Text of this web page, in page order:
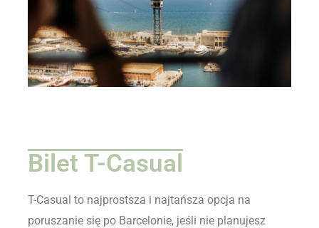
Bilet T-Casual
T-Casual to najprostsza i najtańsza opcja na
poruszanie się po Barcelonie, jeśli nie planujesz